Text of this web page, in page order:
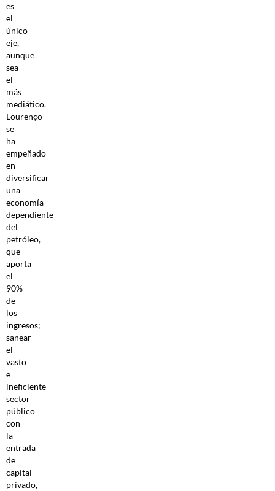
es
el
único
eje,
aunque
sea
el
más
mediático.
Lourenço
se
ha
empeñado
en
diversificar
una
economía
dependiente
del
petróleo,
que
aporta
el
90%
de
los
ingresos;
sanear
el
vasto
e
ineficiente
sector
público
con
la
entrada
de
capital
privado,